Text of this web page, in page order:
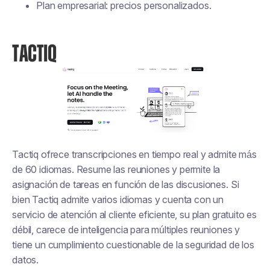
Plan empresarial: precios personalizados.
TACTIQ
Tactiq ofrece transcripciones en tiempo real y admite más
de 60 idiomas. Resume las reuniones y permite la
asignación de tareas en función de las discusiones. Si
bien Tactiq admite varios idiomas y cuenta con un
servicio de atención al cliente eficiente, su plan gratuito es
débil, carece de inteligencia para múltiples reuniones y
tiene un cumplimiento cuestionable de la seguridad de los
datos.